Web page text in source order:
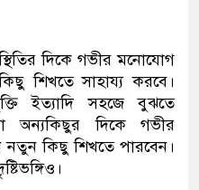
দিকে গভীর মনোযোগ
শিখতে সাহায্য করবে।
ইত্যাদি সহজে বুঝতে
অন্যকিছুর দিকে গভীর
কিছু শিখতে পারবেন।